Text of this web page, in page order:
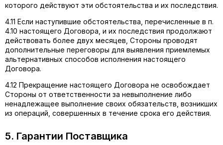
которого действуют эти обстоятельства и их последствия.
4.11 Если наступившие обстоятельства, перечисленные в п.
4.10 настоящего Договора, и их последствия продолжают
действовать более двух месяцев, Стороны проводят
дополнительные переговоры для выявления приемлемых
альтернативных способов исполнения настоящего
Договора.
4.12 Прекращение настоящего Договора не освобождает
Стороны от ответственности за невыполнение либо
ненадлежащее выполнение своих обязательств, возникших
из операций, совершенных в течение срока его действия.
5. Гарантии Поставщика